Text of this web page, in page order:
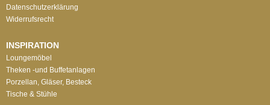
Datenschutzerklärung
Widerrufsrecht
INSPIRATION
Loungemöbel
Theken -und Buffetanlagen
Porzellan, Gläser, Besteck
Tische & Stühle